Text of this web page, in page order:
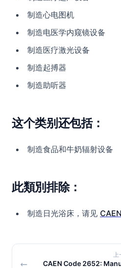
制造心电图机
制造电医学内窥镜设备
制造医疗激光设备
制造起搏器
制造助听器
这个类别还包括：
制造食品和牛奶辐射设备
此類別排除：
制造日光浴床，请见
CAEN Code 2652: